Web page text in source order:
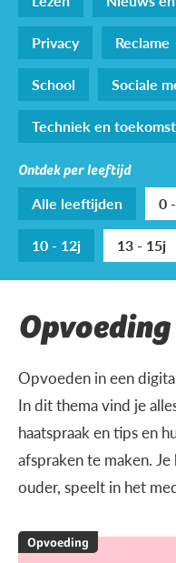
Privacy
Reclame
School
Sociale
Techniek en toekomst
Ontdek per leeftijd
Alle leeftijden 0
10 - 12j
13 - 15j
Opvoeding
Opvoeden in een
In dit thema vind je
haatspraak en tips en
afspraken te maken.
ouder, speelt in het
Opvoeding